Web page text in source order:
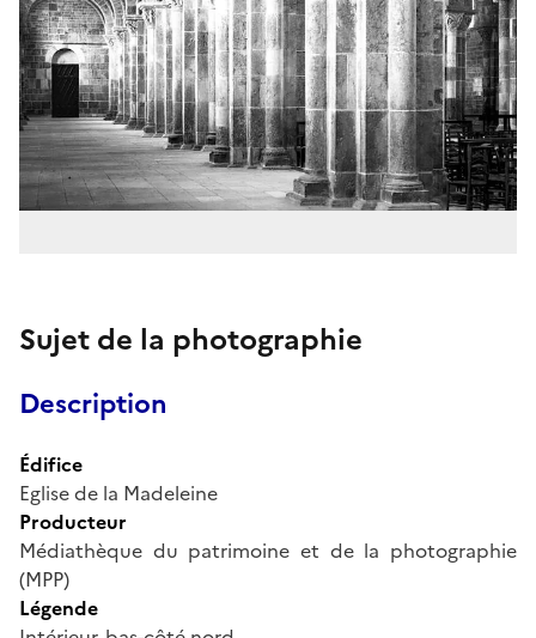
Sujet de la photographie
Description
Édifice
Eglise de la Madeleine
Producteur
Médiathèque du patrimoine et de la photographie
(MPP)
Légende